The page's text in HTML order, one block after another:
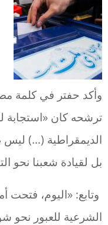
وأكد حفتر في كلمة
ترشحه كان «استجابة
الديمقراطية (…) ليس
بل لقيادة شعبنا نحو
وتابع: «اليوم، فتحت
الشرعية للعبور نحو